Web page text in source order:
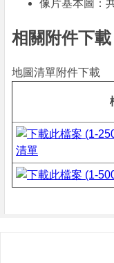
像片基本圖：
相關附件下載
地圖清單附件下載
清單